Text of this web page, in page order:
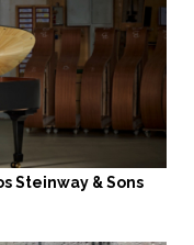
Steinway & Sons